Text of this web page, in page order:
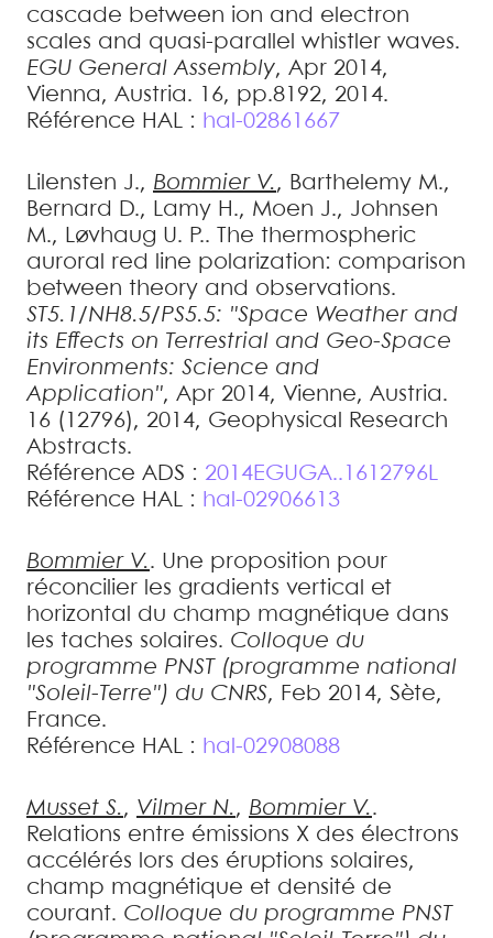
cascade between ion and electron
scales and quasi-parallel whistler waves.
EGU General Assembly, Apr 2014,
Vienna, Austria. 16, pp.8192, 2014.
Référence HAL : hal-02861667
Lilensten J., Bommier V., Barthelemy M.,
Bernard
D., Lamy H., Moen J., Johnsen
M., Løvhaug U. P..
The thermospheric
auroral red line polarization: comparison
between theory and observations.
ST5.1/NH8.5/PS5.5: "Space Weather and
its Effects on Terrestrial and Geo-Space
Environments: Science and
Application", Apr 2014, Vienne, Austria.
16 (12796), 2014, Geophysical Research
Abstracts.
Référence ADS : 2014EGUGA..1612796L
Référence HAL : hal-02906613
Bommier V.. Une proposition pour
réconcilier les gradients vertical et
horizontal du champ magnétique dans
les taches solaires. Colloque du
programme PNST (programme national
"Soleil-Terre") du CNRS, Feb 2014, Sète,
France.
Référence HAL : hal-02908088
Musset S., Vilmer N., Bommier V..
Relations entre émissions X des électrons
accélérés lors des éruptions solaires,
champ magnétique et densité de
courant. Colloque du programme PNST